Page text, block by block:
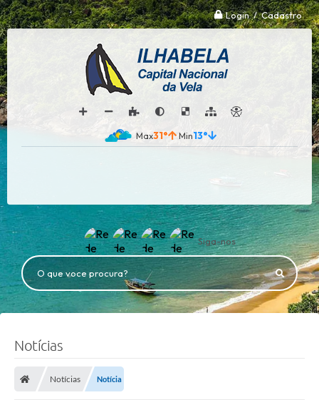
Login / Cadastro
31° 13°
Siga-nos
O que voce procura?
Notícias
Notícias Notícia